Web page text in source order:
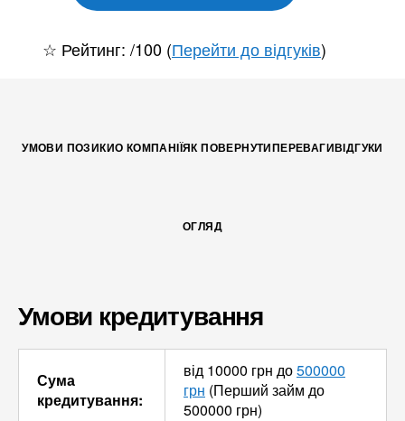
☆ Рейтинг: /100 (Перейти до відгуків)
УМОВИ ПОЗИКИО КОМПАНІЇЯК ПОВЕРНУТИПЕРЕВАГИВІДГУКИ
ОГЛЯД
Умови кредитування
Сума
кредитування:
від 10000 грн до500000
грн (Перший займ до
500000 грн)